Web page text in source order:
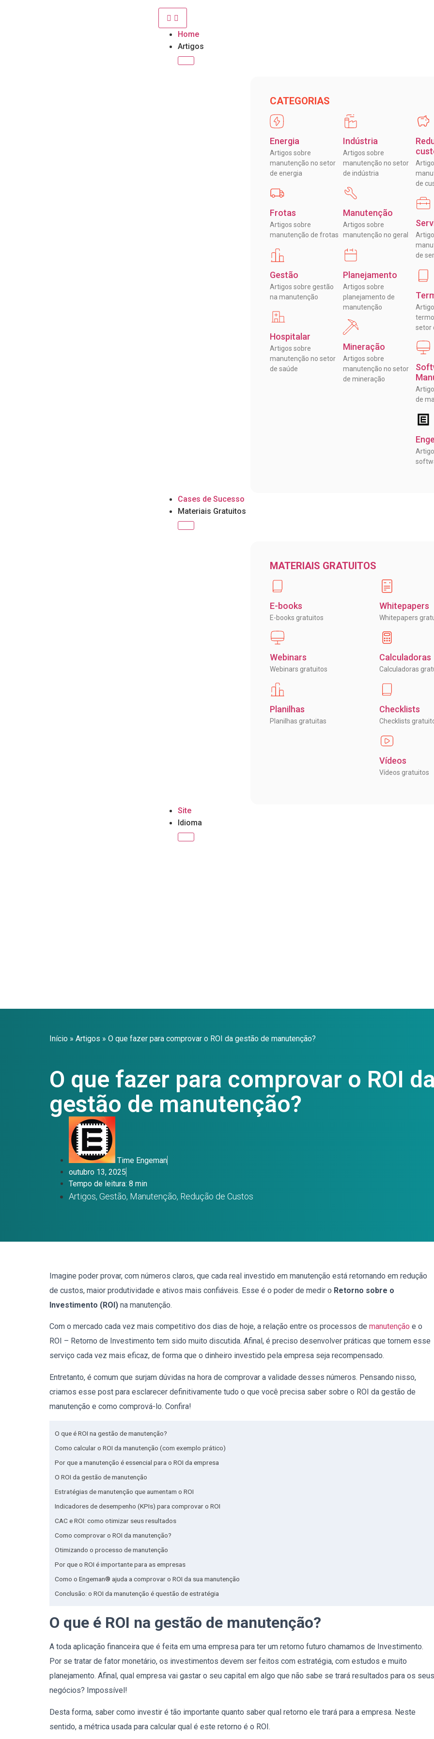
Home
Artigos
CATEGORIAS
Energia
Artigos sobre
manutenção no setor
de energia
Frotas
Artigos sobre
manutenção de frotas
Gestão
Artigos sobre gestão
na manutenção
Hospitalar
Artigos sobre
manutenção no setor
de saúde
Indústria
Artigos sobre
manutenção no setor
de indústria
Manutenção
Artigos sobre
manutenção no geral
Planejamento
Artigos sobre
planejamento de
manutenção
Mineração
Artigos sobre
manutenção no setor
de mineração
de
de
setor
de
Cases de Sucesso
Materiais Gratuitos
MATERIAIS GRATUITOS
E-books
E-books gratuitos
Webinars
Webinars gratuitos
Planilhas
Planilhas gratuitas
Whitepapers
Whitepapers
Calculadoras
Calculadoras
Checklists
Checklists
Vídeos
Vídeos gratuitos
Site
Idioma
Início » Artigos » O que fazer para comprovar o ROI da gestão de manutenção?
O que fazer para comprovar o ROI da
gestão de manutenção?
Time Engeman
outubro 13, 2025
Tempo de leitura: 8 min
Artigos, Gestão, Manutenção, Redução de Custos
Imagine poder provar, com números claros, que cada real investido em manutenção está retornando em redução
de custos, maior produtividade e ativos mais confiáveis. Esse é o poder de medir o Retorno sobre o
Investimento (ROI) na manutenção.
Com o mercado cada vez mais competitivo dos dias de hoje, a relação entre os processos de manutenção e o
ROI – Retorno de Investimento tem sido muito discutida. Afinal, é preciso desenvolver práticas que tornem esse
serviço cada vez mais eficaz, de forma que o dinheiro investido pela empresa seja recompensado.
Entretanto, é comum que surjam dúvidas na hora de comprovar a validade desses números. Pensando nisso,
criamos esse post para esclarecer definitivamente tudo o que você precisa saber sobre o ROI da gestão de
manutenção e como comprová-lo. Confira!
O que é ROI na gestão de manutenção?
Como calcular o ROI da manutenção (com exemplo prático)
Por que a manutenção é essencial para o ROI da empresa
O ROI da gestão de manutenção
Estratégias de manutenção que aumentam o ROI
Indicadores de desempenho (KPIs) para comprovar o ROI
CAC e ROI: como otimizar seus resultados
Como comprovar o ROI da manutenção?
Otimizando o processo de manutenção
Por que o ROI é importante para as empresas
Como o Engeman® ajuda a comprovar o ROI da sua manutenção
Conclusão: o ROI da manutenção é questão de estratégia
O que é ROI na gestão de manutenção?
A toda aplicação financeira que é feita em uma empresa para ter um retorno futuro chamamos de Investimento.
Por se tratar de fator monetário, os investimentos devem ser feitos com estratégia, com estudos e muito
planejamento. Afinal, qual empresa vai gastar o seu capital em algo que não sabe se trará resultados para os seus
negócios? Impossível!
Desta forma, saber como investir é tão importante quanto saber qual retorno ele trará para a empresa. Neste
sentido, a métrica usada para calcular qual é este retorno é o ROI.